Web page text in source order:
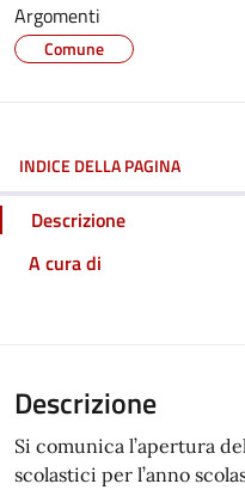
Argomenti
Comune
INDICE DELLA PAGINA
Descrizione
A cura di
Descrizione
Si comunica l’apertura
scolastici per l’anno